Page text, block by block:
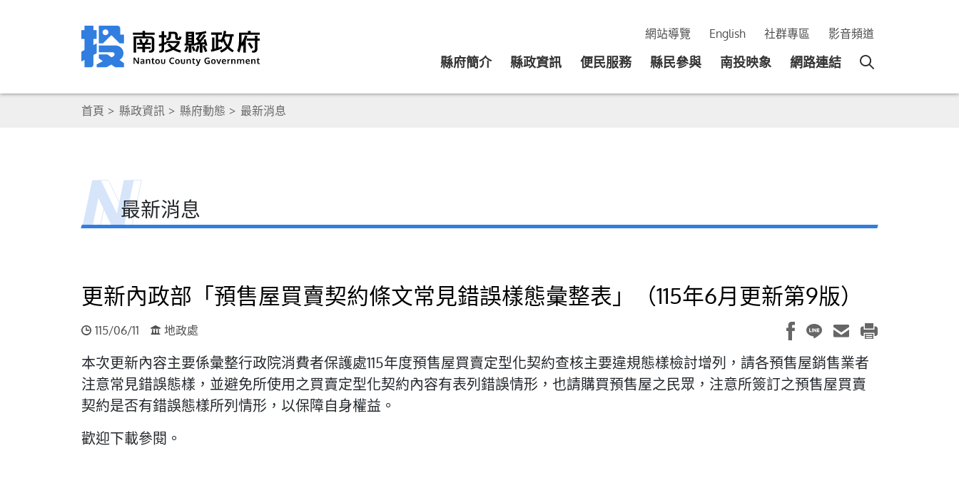
網站導覽 English 社群專區 影音頻道
縣府簡介 縣政資訊 便民服務 縣民參與 南投映象 網路連結
首頁 縣政資訊 縣府動態 最新消息
最新消息
更新內政部「預售屋買賣契約條文常見錯誤樣態彙整表」（115年6月更新第9版）
115/06/11 地政處
本次更新內容主要係彙整行政院消費者保護處115年度預售屋買賣定型化契約查核主要違規態樣檢討增列，請各預售屋銷售業者
注意常見錯誤態樣，並避免所使用之買賣定型化契約內容有表列錯誤情形，也請購買預售屋之民眾，注意所簽訂之預售屋買賣
契約是否有錯誤態樣所列情形，以保障自身權益。
歡迎下載參閱。